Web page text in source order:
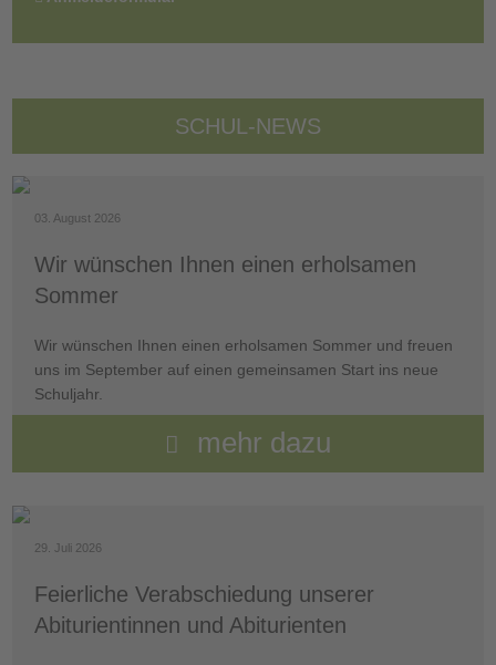
SCHUL-NEWS
03. August 2026
Wir wünschen Ihnen einen erholsamen
Sommer
Wir wünschen Ihnen einen erholsamen Sommer und freuen
uns im September auf einen gemeinsamen Start ins neue
Schuljahr.
mehr dazu
29. Juli 2026
Feierliche Verabschiedung unserer
Abiturientinnen und Abiturienten